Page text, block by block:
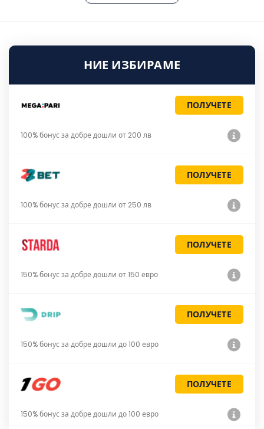
НИЕ ИЗБИРАМЕ
ПОЛУЧЕТЕ
100% бонус за добре дошли от 200 лв
ПОЛУЧЕТЕ
100% бонус за добре дошли от 250 лв
ПОЛУЧЕТЕ
150% бонус за добре дошли от 150 евро
ПОЛУЧЕТЕ
150% бонус за добре дошли до 100 евро
ПОЛУЧЕТЕ
150% бонус за добре дошли до 100 евро